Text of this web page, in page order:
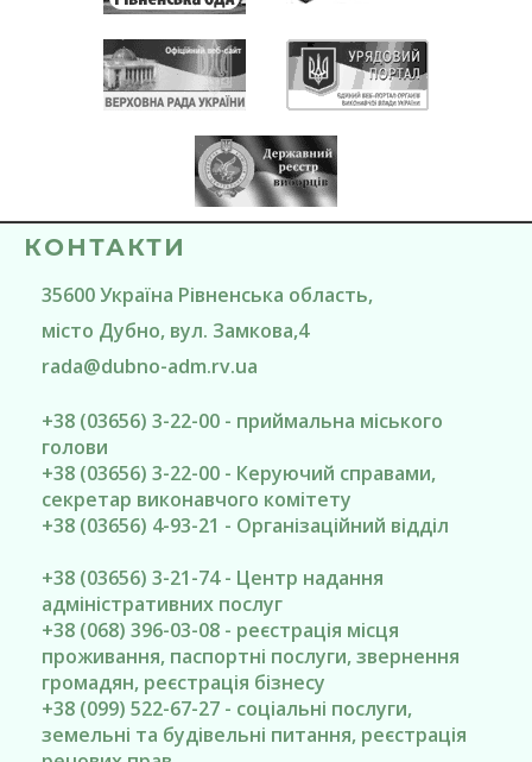
КОНТАКТИ
35600Україна Рівненська область,
місто Дубно, вул. Замкова,4
rada@dubno-adm.rv.ua
+38 (03656) 3-22-00 - приймальна міського
голови
+38 (03656) 3-22-00 - Керуючий справами,
секретар виконавчого комітету
+38 (03656) 4-93-21 - Організаційний відділ
+38 (03656) 3-21-74 - Центр надання
адміністративних послуг
+38 (068) 396-03-08 - реєстрація місця
проживання, паспортні послуги, звернення
громадян, реєстрація бізнесу
+38 (099) 522-67-27 - соціальні послуги,
земельні та будівельні питання, реєстрація